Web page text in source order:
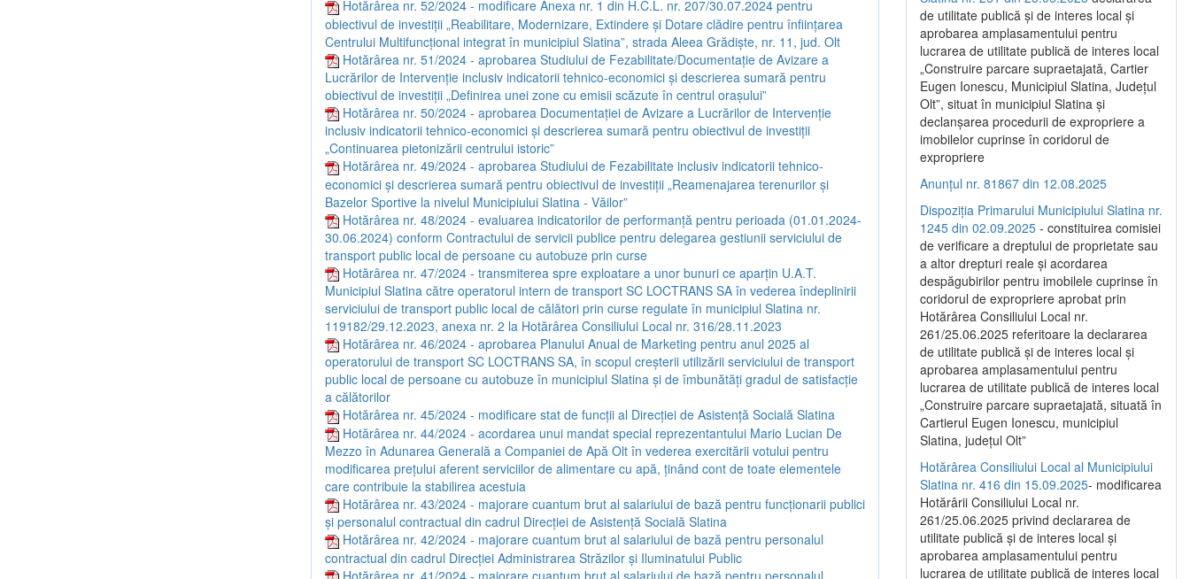
Hotărârea nr. 52/2024 - modificare Anexa nr. 1 din H.C.L. nr. 207/30.07.2024 pentru
obiectivul de investiții „Reabilitare, Modernizare, Extindere și Dotare clădire pentru înființarea
Centrului Multifuncțional integrat în municipiul Slatina”, strada Aleea Grădiște, nr. 11, jud. Olt
Hotărârea nr. 51/2024 - aprobarea Studiului de Fezabilitate/Documentație de Avizare a
Lucrărilor de Intervenție inclusiv indicatorii tehnico-economici și descrierea sumară pentru
obiectivul de investiții „Definirea unei zone cu emisii scăzute în centrul orașului”
Hotărârea nr. 50/2024 - aprobarea Documentației de Avizare a Lucrărilor de Intervenție
inclusiv indicatorii tehnico-economici și descrierea sumară pentru obiectivul de investiții
„Continuarea pietonizării centrului istoric”
Hotărârea nr. 49/2024 - aprobarea Studiului de Fezabilitate inclusiv indicatorii tehnico-
economici și descrierea sumară pentru obiectivul de investiții „Reamenajarea terenurilor și
Bazelor Sportive la nivelul Municipiului Slatina - Văilor”
Hotărârea nr. 48/2024 - evaluarea indicatorilor de performanță pentru perioada (01.01.2024-
30.06.2024) conform Contractului de servicii publice pentru delegarea gestiunii serviciului de
transport public local de persoane cu autobuze prin curse
Hotărârea nr. 47/2024 - transmiterea spre exploatare a unor bunuri ce aparțin U.A.T.
Municipiul Slatina către operatorul intern de transport SC LOCTRANS SA în vederea îndeplinirii
serviciului de transport public local de călători prin curse regulate în municipiul Slatina nr.
119182/29.12.2023, anexa nr. 2 la Hotărârea Consiliului Local nr. 316/28.11.2023
Hotărârea nr. 46/2024 - aprobarea Planului Anual de Marketing pentru anul 2025 al
operatorului de transport SC LOCTRANS SA, în scopul creșterii utilizării serviciului de transport
public local de persoane cu autobuze în municipiul Slatina și de îmbunătăți gradul de satisfacție
a călătorilor
Hotărârea nr. 45/2024 - modificare stat de funcții al Direcției de Asistență Socială Slatina
Hotărârea nr. 44/2024 - acordarea unui mandat special reprezentantului Mario Lucian De
Mezzo în Adunarea Generală a Companiei de Apă Olt în vederea exercitării votului pentru
modificarea prețului aferent serviciilor de alimentare cu apă, ținând cont de toate elementele
care contribuie la stabilirea acestuia
Hotărârea nr. 43/2024 - majorare cuantum brut al salariului de bază pentru funcționarii publici
și personalul contractual din cadrul Direcției de Asistență Socială Slatina
Hotărârea nr. 42/2024 - majorare cuantum brut al salariului de bază pentru personalul
contractual din cadrul Direcției Administrarea Străzilor și Iluminatului Public
Hotărârea nr. 41/2024 - majorare cuantum brut al salariului de bază pentru personalul
de utilitate publică și de interes local și
aprobarea amplasamentului pentru
lucrarea de utilitate publică de interes local
„Construire parcare supraetajată, Cartier
Eugen Ionescu, Municipiul Slatina, Județul
Olt”, situat în municipiul Slatina și
declanșarea procedurii de expropriere a
imobilelor cuprinse în coridorul de
expropriere
Anunțul nr. 81867 din 12.08.2025
Dispoziția Primarului Municipiului Slatina nr.
1245 din 02.09.2025 - constituirea comisiei
de verificare a dreptului de proprietate sau
a altor drepturi reale și acordarea
despăgubirilor pentru imobilele cuprinse în
coridorul de expropriere aprobat prin
Hotărârea Consiliului Local nr.
261/25.06.2025 referitoare la declararea
de utilitate publică și de interes local și
aprobarea amplasamentului pentru
lucrarea de utilitate publică de interes local
„Construire parcare supraetajată, situată în
Cartierul Eugen Ionescu, municipiul
Slatina, județul Olt”
Hotărârea Consiliului Local al Municipiului
Slatina nr. 416 din 15.09.2025- modificarea
Hotărârii Consiliului Local nr.
261/25.06.2025 privind declararea de
utilitate publică și de interes local și
aprobarea amplasamentului pentru
lucrarea de utilitate publică de interes local